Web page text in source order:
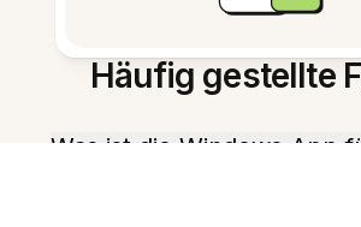
Häufig gestellte
Was ist die Windows-App